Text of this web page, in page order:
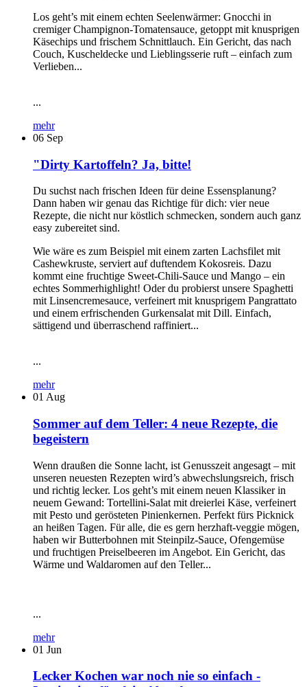
Los geht’s mit einem echten Seelenwärmer: Gnocchi in
cremiger Champignon-Tomatensauce, getoppt mit knusprigen
Käsechips und frischem Schnittlauch. Ein Gericht, das nach
Couch, Kuscheldecke und Lieblingsserie ruft – einfach zum
Verlieben...
...
mehr
06 Sep
"Dirty Kartoffeln? Ja, bitte!
Du suchst nach frischen Ideen für deine Essensplanung?
Dann haben wir genau das Richtige für dich: vier neue
Rezepte, die nicht nur köstlich schmecken, sondern auch ganz
easy zubereitet sind.
Wie wäre es zum Beispiel mit einem zarten Lachsfilet mit
Cashewkruste, serviert auf duftendem Kokosreis. Dazu
kommt eine fruchtige Sweet-Chili-Sauce und Mango – ein
echtes Sommerhighlight! Oder du probierst unsere Spaghetti
mit Linsencremesauce, verfeinert mit knusprigem Pangrattato
und einem erfrischenden Gurkensalat mit Dill. Einfach,
sättigend und überraschend raffiniert...
...
mehr
01 Aug
Sommer auf dem Teller: 4 neue Rezepte, die
begeistern
Wenn draußen die Sonne lacht, ist Genusszeit angesagt – mit
unseren neuesten Rezepten wird’s abwechslungsreich, frisch
und richtig lecker. Los geht’s mit einem neuen Klassiker in
neuem Gewand: Tortellini-Salat mit dreierlei Käse, verfeinert
mit Pesto und gerösteten Pinienkernen. Perfekt fürs Picknick
an heißen Tagen. Für alle, die es gern herzhaft-veggie mögen,
haben wir Butterbohnen mit Steinpilz-Sauce, Ofengemüse
und fruchtigen Preiselbeeren im Angebot. Ein Gericht, das
Wärme und Waldaromen auf den Teller...
...
mehr
01 Jun
Lecker Kochen war noch nie so einfach -